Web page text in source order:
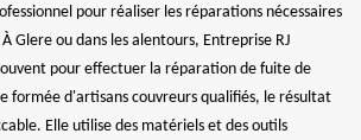
pour réaliser les réparations nécessaires
Glere ou dans les alentours, Entreprise RJ
pour effectuer la réparation de fuite de
formée d'artisans couvreurs qualifiés, le résultat
Elle utilise des matériels et des outils